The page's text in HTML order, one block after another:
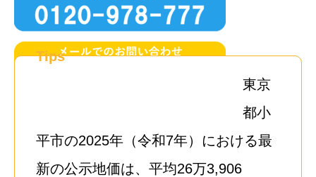
Tips
東京
都小
平市の2025年（令和7年）における最
新の公示地価は、平均26万3,906